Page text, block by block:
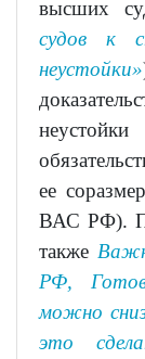
высших
судов к
неустойки»
ее
ВАС РФ).
также
РФ,
можно
это